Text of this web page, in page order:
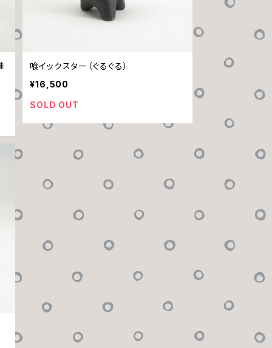
喰イックスター（ぐるぐる）
¥16,500
SOLD OUT